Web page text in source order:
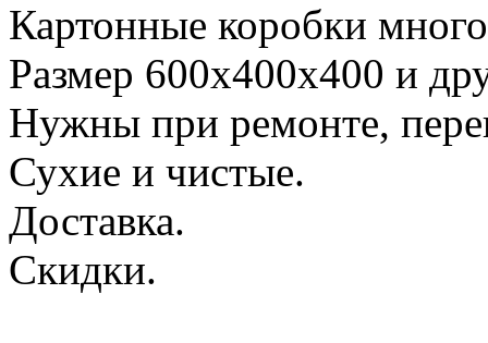
Картонные коробки
Размер 600х400х400 и
Нужны при ремонте,
Сухие и чистые.
Доставка.
Скидки.